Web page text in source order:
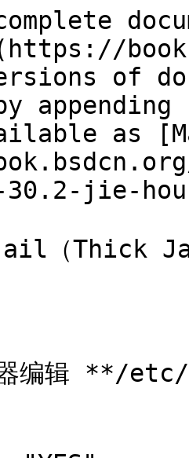
of
as
30.2-jie-
（Thick
器编辑 **/